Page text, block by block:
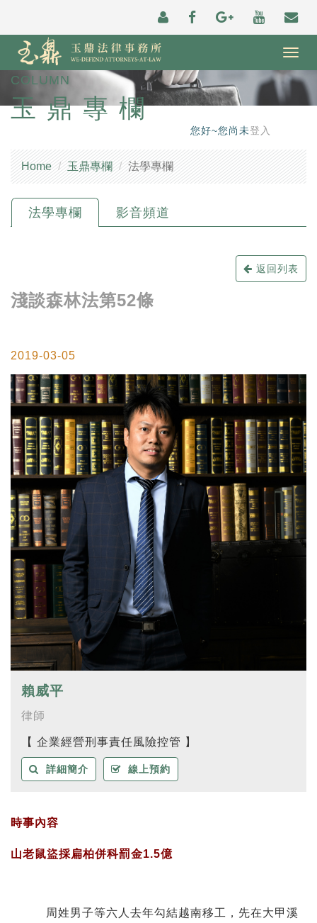
COLUMN
玉鼎專欄
您好~您尚未登入
Home 玉鼎專欄 法學專欄
法學專欄 影音頻道
返回列表
淺談森林法第52條
2019-03-05
賴威平
律師
【 企業經營刑事責任風險控管 】
詳細簡介 線上預約
時事內容
山老鼠盜採扁柏併科罰金1.5億
周姓男子等六人去年勾結越南移工，先在大甲溪